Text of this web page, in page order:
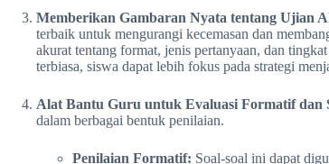
Memberikan Gambaran Nyata tentang Ujian
terbaik untuk mengurangi kecemasan dan
akurat tentang format, jenis pertanyaan, dan
terbiasa, siswa dapat lebih fokus pada strategi
Alat Bantu Guru untuk Evaluasi Formatif dan
dalam berbagai bentuk penilaian.
Penilaian Formatif: Soal-soal ini dapat